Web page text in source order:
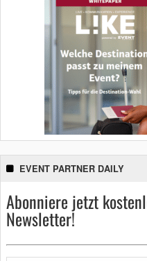
EVENT PARTNER DAILY
Abonniere jetzt
Newsletter!